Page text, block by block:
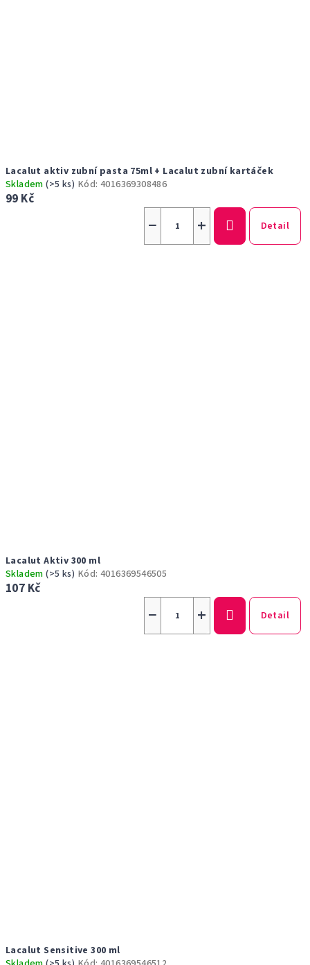
Lacalut aktiv zubní pasta 75ml + Lacalut zubní kartáček
Skladem(>5 ks) Kód:4016369308486
99 Kč
+
− Detail
Lacalut Aktiv 300 ml
Skladem(>5 ks) Kód:4016369546505
107 Kč
+
− Detail
Lacalut Sensitive 300 ml